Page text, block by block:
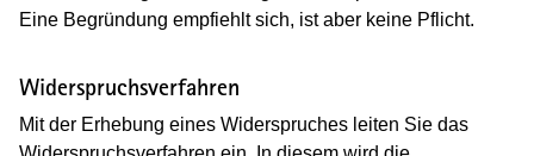
Eine Begründung empfiehlt sich, ist aber keine Pflicht.
Widerspruchsverfahren
Mit der Erhebung eines Widerspruches leiten Sie das